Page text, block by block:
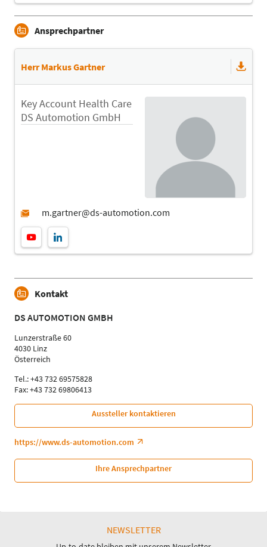
Ansprechpartner
Herr Markus Gartner
Key Account Health Care
DS Automotion GmbH
Kontakt
DS AUTOMOTION GMBH
Lunzerstraße 60
4030 Linz
Österreich
Tel.: +43 732 69575828
Fax: +43 732 69806413
Aussteller kontaktieren
https://www.ds-automotion.com
Ihre Ansprechpartner
NEWSLETTER